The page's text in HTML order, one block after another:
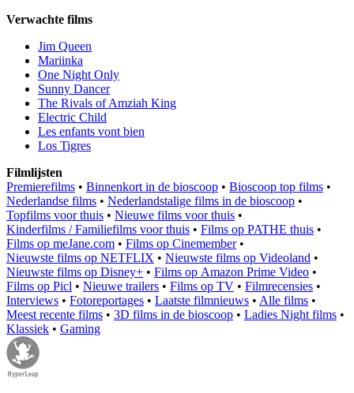
Verwachte films
Jim Queen
Mariinka
One Night Only
Sunny Dancer
The Rivals of Amziah King
Electric Child
Les enfants vont bien
Los Tigres
Filmlijsten
Premierefilms • Binnenkort in de bioscoop • Bioscoop top films •
Nederlandse films • Nederlandstalige films in de bioscoop •
Topfilms voor thuis • Nieuwe films voor thuis •
Kinderfilms / Familiefilms voor thuis • Films op PATHE thuis •
Films op meJane.com • Films op Cinemember•
Nieuwste films op NETFLIX • Nieuwste films op Videoland •
Nieuwste films op Disney+ • Films op Amazon Prime Video •
Films op Picl • Nieuwe trailers • Films op TV • Filmrecensies •
Interviews • Fotoreportages • Laatste filmnieuws • Alle films •
Meest recente films • 3D films in de bioscoop • Ladies Night films •
Klassiek • Gaming